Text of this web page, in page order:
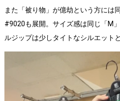
また「被り物」が億劫という方には
#9020も展開。サイズ感は同じ「M
ルジップは少しタイトなシルエット